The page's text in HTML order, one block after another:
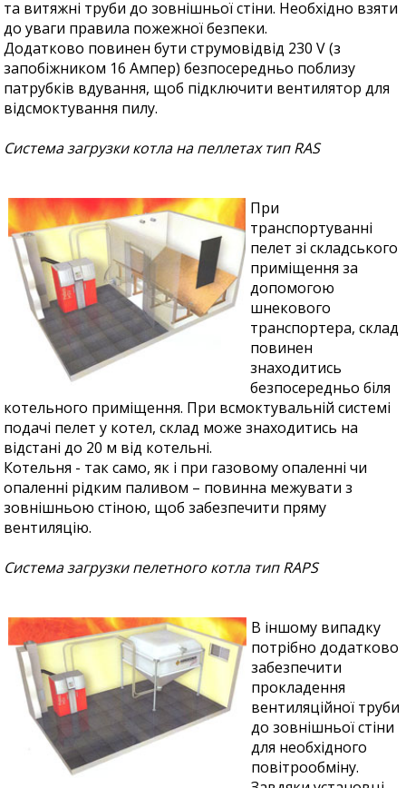
та витяжні труби до зовнішньої стіни. Необхідно взяти
до уваги правила пожежної безпеки.
Додатково повинен бути струмовідвід 230 V (з
запобіжником 16 Ампер) безпосередньо поблизу
патрубків вдування, щоб підключити вентилятор для
відсмоктування пилу.
Система загрузки котла на пеллетах тип RAS
При
транспортуванні
пелет зі складського
приміщення за
допомогою
шнекового
транспортера, склад
повинен
знаходитись
безпосередньо біля
котельного приміщення. При всмоктувальній системі
подачі пелет у котел, склад може знаходитись на
відстані до 20 м від котельні.
Котельня - так само, як і при газовому опаленні чи
опаленні рідким паливом – повинна межувати з
зовнішньою стіною, щоб забезпечити пряму
вентиляцію.
Система загрузки пелетного котла тип RAPS
В іншому випадку
потрібно додатково
забезпечити
прокладення
вентиляційної труби
до зовнішньої стіни
для необхідного
повітрообміну.